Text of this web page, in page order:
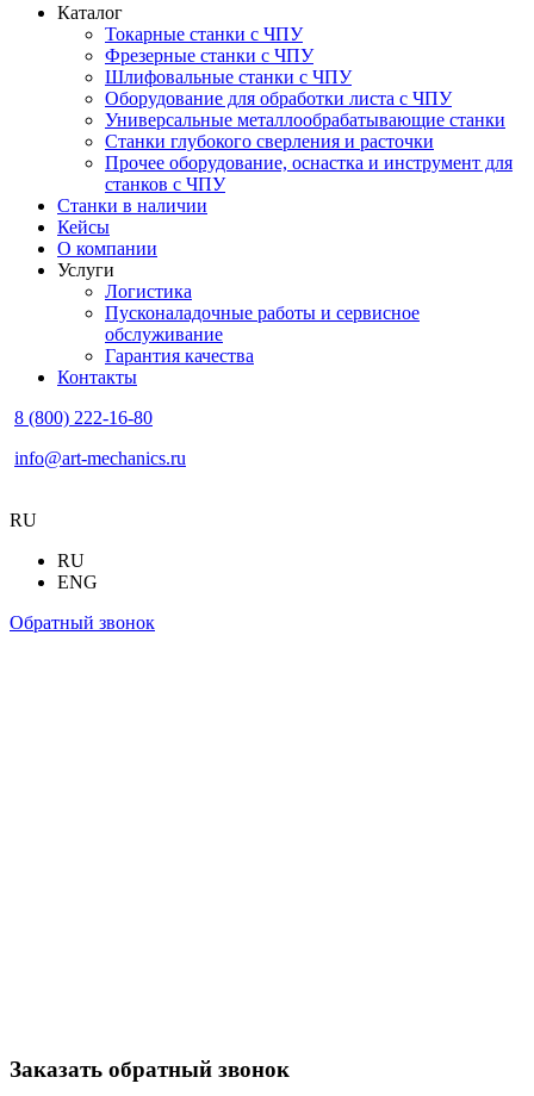
Каталог
Токарные станки с ЧПУ
Фрезерные станки с ЧПУ
Шлифовальные станки с ЧПУ
Оборудование для обработки листа с ЧПУ
Универсальные металлообрабатывающие станки
Станки глубокого сверления и расточки
Прочее оборудование, оснастка и инструмент для
станков с ЧПУ
Станки в наличии
Кейсы
О компании
Услуги
Логистика
Пусконаладочные работы и сервисное
обслуживание
Гарантия качества
Контакты
8 (800) 222-16-80
info@art-mechanics.ru
RU
RU
ENG
Обратный звонок
Заказать обратный звонок